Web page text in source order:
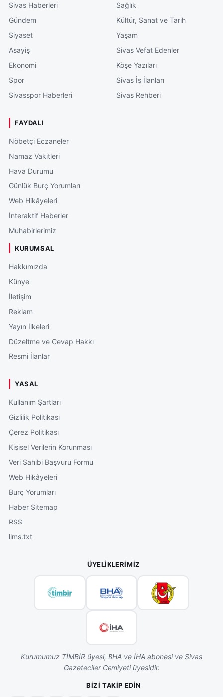
Sivas Haberleri
Gündem
Siyaset
Asayiş
Ekonomi
Spor
Sivasspor Haberleri
Sağlık
Kültür, Sanat ve Tarih
Yaşam
Sivas Vefat Edenler
Köşe Yazıları
Sivas İş İlanları
Sivas Rehberi
FAYDALI
Nöbetçi Eczaneler
Namaz Vakitleri
Hava Durumu
Günlük Burç Yorumları
Web Hikâyeleri
İnteraktif Haberler
Muhabirlerimiz
KURUMSAL
Hakkımızda
Künye
İletişim
Reklam
Yayın İlkeleri
Düzeltme ve Cevap Hakkı
Resmi İlanlar
YASAL
Kullanım Şartları
Gizlilik Politikası
Çerez Politikası
Kişisel Verilerin Korunması
Veri Sahibi Başvuru Formu
Web Hikâyeleri
Burç Yorumları
Haber Sitemap
RSS
llms.txt
ÜYELIKLERIMIZ
Kurumumuz TİMBİR üyesi, BHA ve İHA abonesi ve Sivas
Gazeteciler Cemiyeti üyesidir.
BIZI TAKIP EDIN